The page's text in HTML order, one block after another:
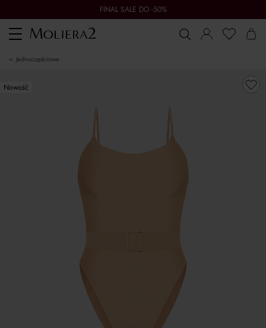
FINAL SALE DO -50%
Toggle
navigation
jednoczęściowe
Nowość